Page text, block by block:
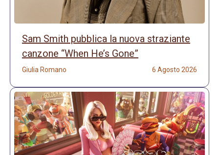
Sam Smith pubblica la nuova straziante
canzone “When He’s Gone”
Giulia Romano 6 Agosto 2026